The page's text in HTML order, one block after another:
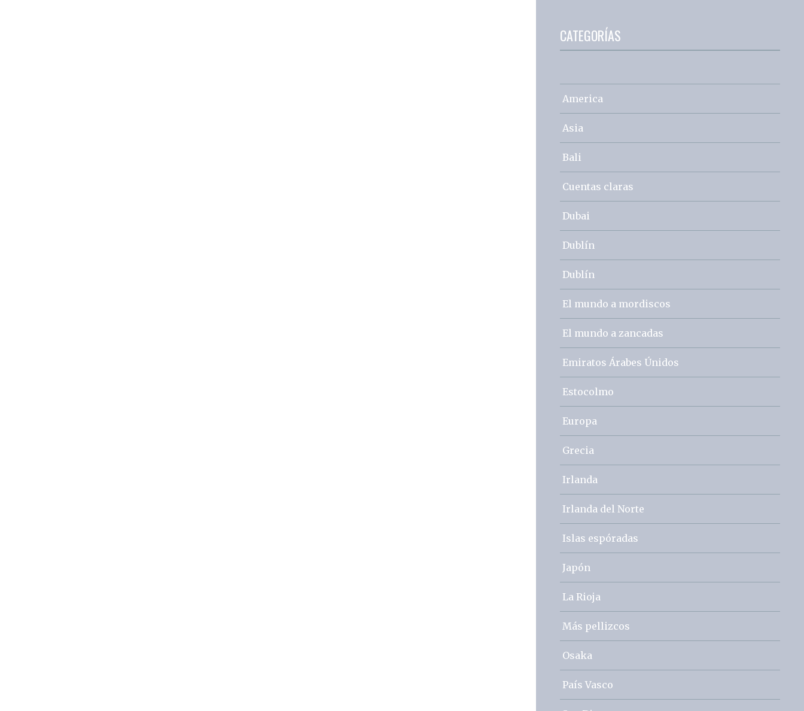
CATEGORÍAS
America
Asia
Bali
Cuentas claras
Dubai
Dublín
Dublín
El mundo a mordiscos
El mundo a zancadas
Emiratos Árabes Únidos
Estocolmo
Europa
Grecia
Irlanda
Irlanda del Norte
Islas espóradas
Japón
La Rioja
Más pellizcos
Osaka
País Vasco